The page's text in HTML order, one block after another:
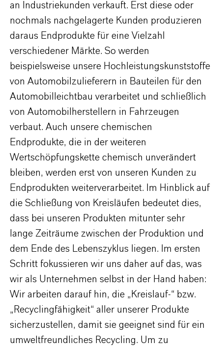
an Industriekunden verkauft. Erst diese oder
nochmals nachgelagerte Kunden produzieren
daraus Endprodukte für eine Vielzahl
verschiedener Märkte. So werden
beispielsweise unsere Hochleistungskunststoffe
von Automobilzulieferern in Bauteilen für den
Automobilleichtbau verarbeitet und schließlich
von Automobilherstellern in Fahrzeugen
verbaut. Auch unsere chemischen
Endprodukte, die in der weiteren
Wertschöpfungskette chemisch unverändert
bleiben, werden erst von unseren Kunden zu
Endprodukten weiterverarbeitet. Im Hinblick auf
die Schließung von Kreisläufen bedeutet dies,
dass bei unseren Produkten mitunter sehr
lange Zeiträume zwischen der Produktion und
dem Ende des Lebenszyklus liegen. Im ersten
Schritt fokussieren wir uns daher auf das, was
wir als Unternehmen selbst in der Hand haben:
Wir arbeiten darauf hin, die „Kreislauf-“ bzw.
„Recyclingfähigkeit“ aller unserer Produkte
sicherzustellen, damit sie geeignet sind für ein
umweltfreundliches Recycling. Um zu